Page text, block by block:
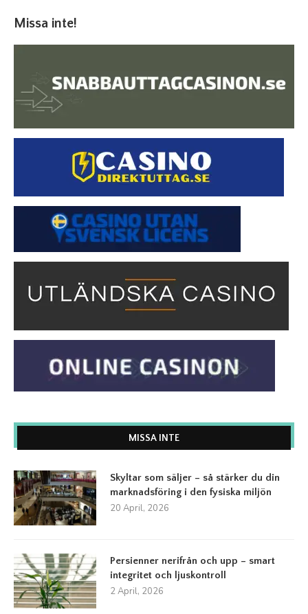
Missa inte!
MISSA INTE
Skyltar som säljer – så stärker du din
marknadsföring i den fysiska miljön
20 April, 2026
Persienner nerifrån och upp – smart
integritet och ljuskontroll
2 April, 2026